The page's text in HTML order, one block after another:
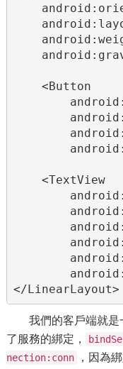
    <Button
    <TextView
</LinearLayout>
我們的客戶端就是
了服務的綁定，
nection:conn
，因為